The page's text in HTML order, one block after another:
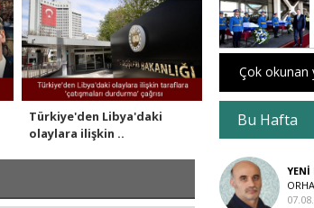
Türkiye'den Libya'daki
olaylara ilişkin ..
Çok okunan
Bu Hafta
YENİ